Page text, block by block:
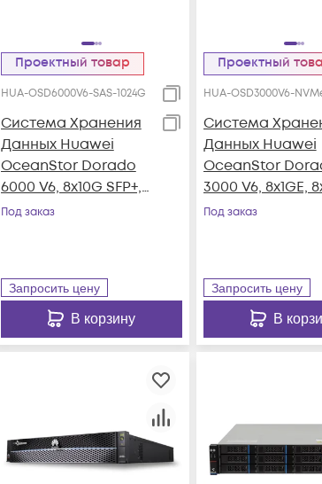
Проектный товар
HUA-OSD6000V6-SAS-1024G
Система Хранения
Данных Huawei
OceanStor Dorado
6000 V6, 8x10G SFP+,
4xSAS12G Ext., 25xSAS
Под заказ
Запросить цену
В корзину
Проектный
HUA-OSD3000V6-
Система
Данных Huawei
OceanStor
3000 V6, 8x1GE,
SFP+, 4x100G
Под заказ
Запросить цену
В